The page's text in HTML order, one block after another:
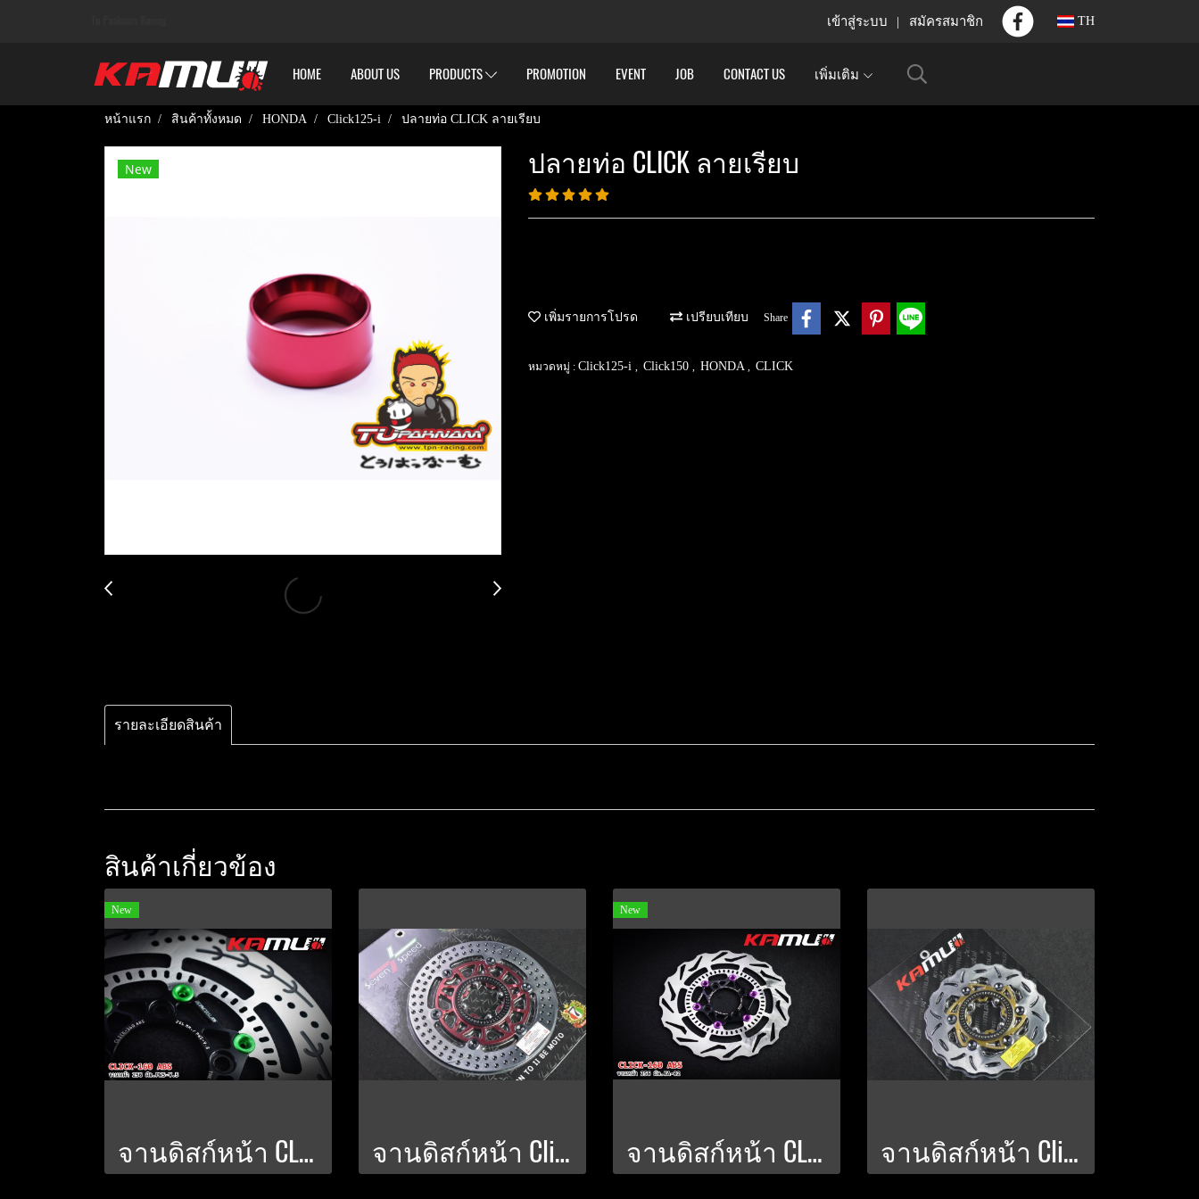
เข้าสู่ระบบ สมัครสมาชิก TH
HOME ABOUT US PRODUCTS PROMOTION EVENT JOB CONTACT US เพิ่มเติม
หน้าแรก สินค้าทั้งหมด HONDA Click125-i ปลายท่อ CLICK ลายเรียบ
New ปลายท่อ CLICK ลายเรียบ
เพิ่มรายการโปรด เปรียบเทียบ Share
หมวดหมู่ : Click125-i Click150 HONDA CLICK
รายละเอียดสินค้า
สินค้าเกี่ยวข้อง
New
จานดิสก์หน้า CLICK 160 abs 256 มิล. PWS V.5 จานดิสก์หน้า Click-160 256 มิล. สำหรับใส่กับโช้คแต่ง Seven-Speed
New
จานดิสก์หน้า CLICK 160 abs 256 มิล. KA 02 จานดิสก์หน้า Click-160 220 มิล. สำหรับใส่กับโช้คแต่ง Seven-Speed